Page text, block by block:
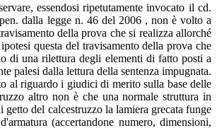
essendosi ripetutamente invocato il cd.
dalla legge n. 46 del 2006 , non è volto a
della prova che si realizza allorché
questa del travisamento della prova che
di una rilettura degli elementi di fatto posti a
palesi dalla lettura della sentenza impugnata.
al riguardo i giudici di merito sulla base delle
altro non è che una normale struttura in
del calcestruzzo la lamiera grecata funge
(accertandone numero, dimensioni,